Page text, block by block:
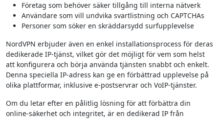
Företag som behöver säker tillgång till interna nätverk
Användare som vill undvika svartlistning och CAPTCHAs
Personer som söker en skräddarsydd surfupplevelse
NordVPN erbjuder även en enkel installationsprocess för deras
dedikerade IP-tjänst, vilket gör det möjligt för vem som helst
att konfigurera och börja använda tjänsten snabbt och enkelt.
Denna speciella IP-adress kan ge en förbättrad upplevelse på
olika plattformar, inklusive e-postservrar och VoIP-tjänster.
Om du letar efter en pålitlig lösning för att förbättra din
online-säkerhet och integritet, är en dedikerad IP från